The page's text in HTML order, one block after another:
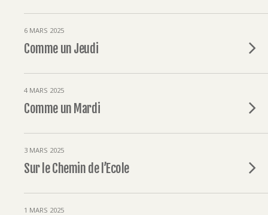
6 MARS 2025
Comme un Jeudi
4 MARS 2025
Comme un Mardi
3 MARS 2025
Sur le Chemin de l’Ecole
1 MARS 2025